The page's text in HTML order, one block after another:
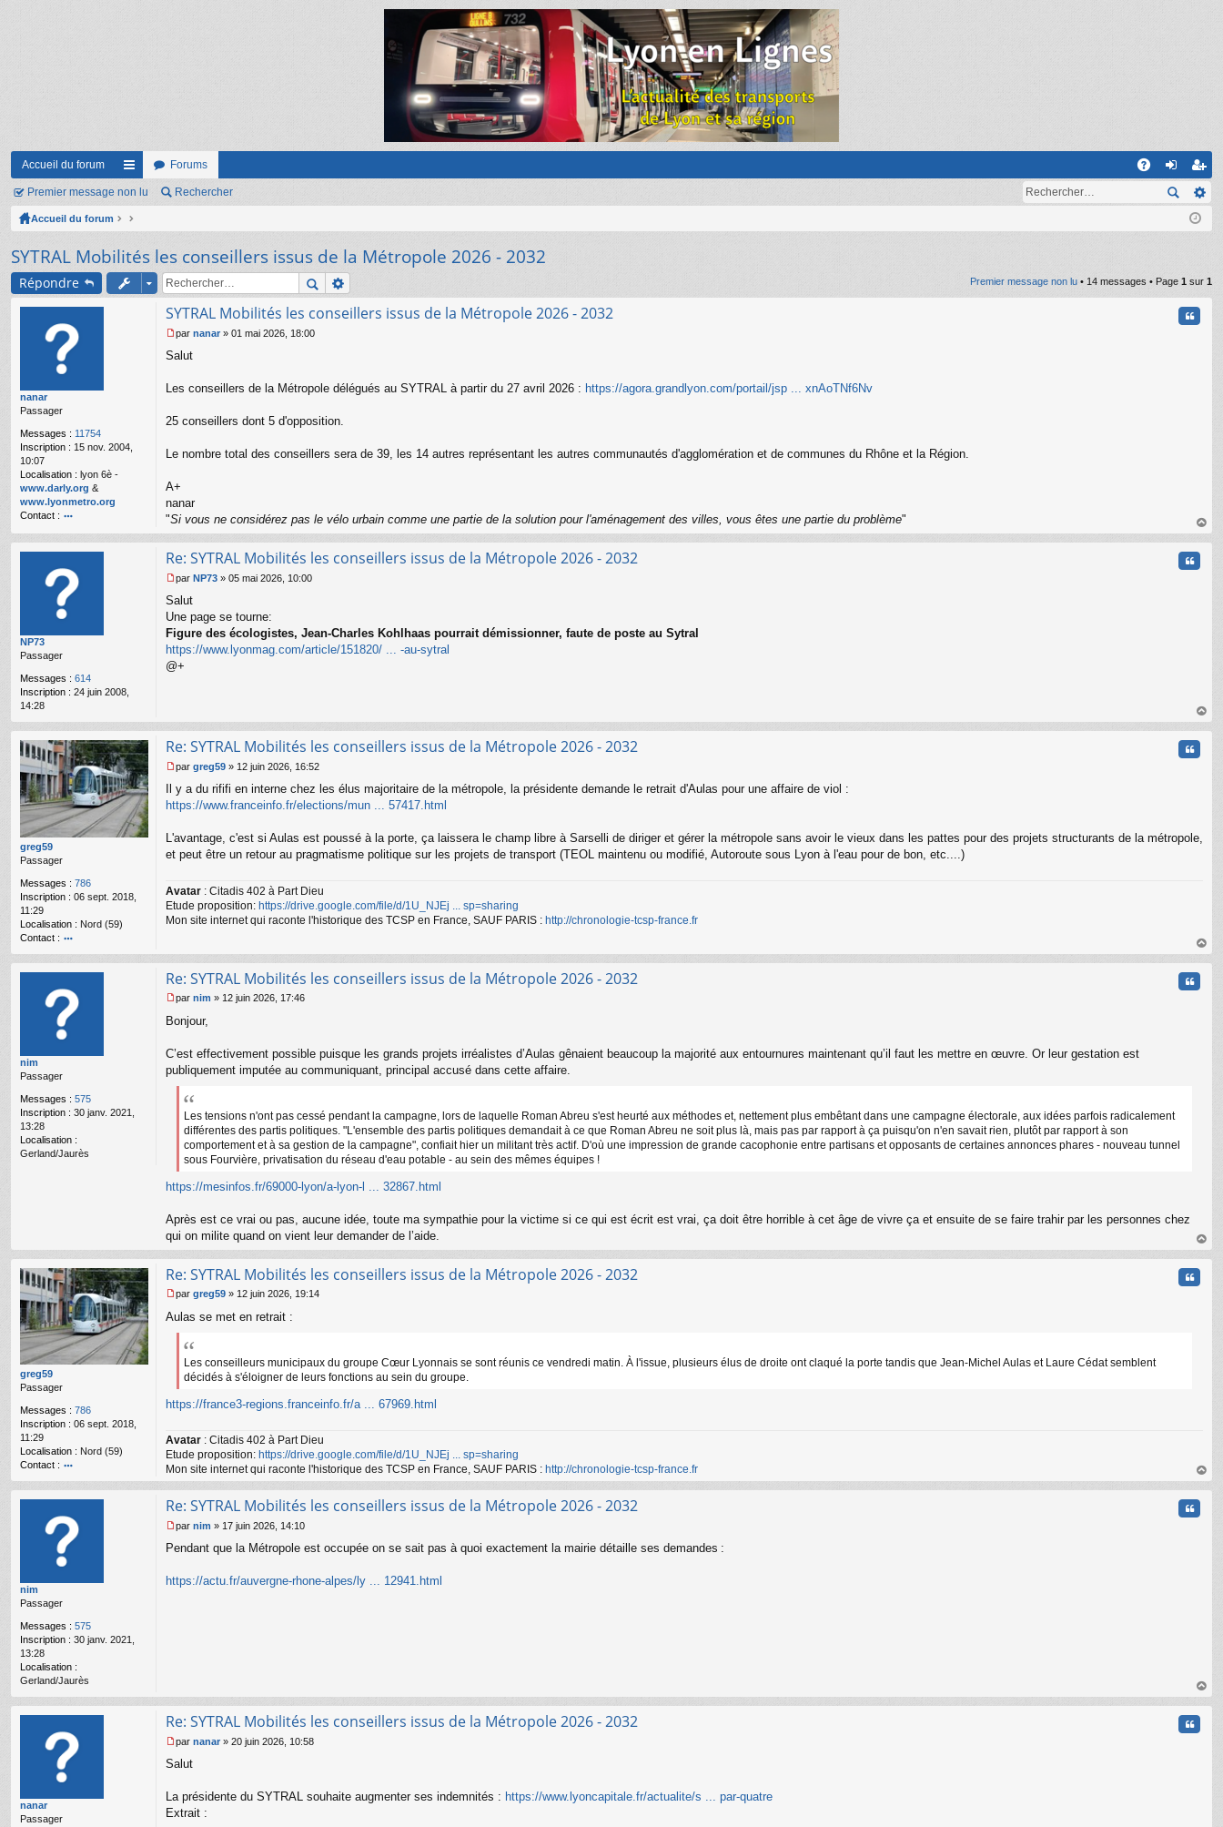
Accueil du forum
ac
co
ci
s
Forums
on ns
cri
Premier message non lu Rechercher
Accueil du forum
SYTRAL Mobilités les conseillers issus de la Métropole 2026 - 2032
Répondre Premier message non lu • 14 messages • Page 1 sur 1
nanar
Passager
Messages : 11754
Inscription : 15 nov. 2004,
10:07
Localisation : lyon 6è -
www.darly.org &
www.lyonmetro.org
Contact :
nt
te
r
n
a
SYTRAL Mobilités les conseillers issus de la Métropole 2026 - 2032
e
s
e
o
u
par nanar » 01 mai 2026, 18:00
Salut
Les conseillers de la Métropole délégués au SYTRAL à partir du 27 avril 2026 : https://agora.grandlyon.com/portail/jsp ... xnAoTNf6Nv
25 conseillers dont 5 d'opposition.
Le nombre total des conseillers sera de 39, les 14 autres représentant les autres communautés d'agglomération et de communes du Rhône et la Région.
A+
nanar
"Si vous ne considérez pas le vélo urbain comme une partie de la solution pour l'aménagement des villes, vous êtes une partie du problème"
au
NP73
Passager
Messages : 614
Inscription : 24 juin 2008,
14:28
Re: SYTRAL Mobilités les conseillers issus de la Métropole 2026 - 2032
e
s
s
a
g
e
l
par NP73 » 05 mai 2026, 10:00
Salut
Une page se tourne:
Figure des écologistes, Jean-Charles Kohlhaas pourrait démissionner, faute de poste au Sytral
https://www.lyonmag.com/article/151820/ ... -au-sytral
@+
au
greg59
Passager
Messages : 786
Inscription : 06 sept. 2018,
11:29
Localisation : Nord (59)
Contact :
o
nt
te
r
gr
e
Re: SYTRAL Mobilités les conseillers issus de la Métropole 2026 - 2032
e
s
g
l
u
par greg59 » 12 juin 2026, 16:52
Il y a du rififi en interne chez les élus majoritaire de la métropole, la présidente demande le retrait d'Aulas pour une affaire de viol :
https://www.franceinfo.fr/elections/mun ... 57417.html
L'avantage, c'est si Aulas est poussé à la porte, ça laissera le champ libre à Sarselli de diriger et gérer la métropole sans avoir le vieux dans les pattes pour des projets structurants de la métropole,
et peut être un retour au pragmatisme politique sur les projets de transport (TEOL maintenu ou modifié, Autoroute sous Lyon à l'eau pour de bon, etc....)
Avatar : Citadis 402 à Part Dieu
Etude proposition: https://drive.google.com/file/d/1U_NJEj ... sp=sharing
Mon site internet qui raconte l'historique des TCSP en France, SAUF PARIS : http://chronologie-tcsp-france.fr
au
nim
Passager
Messages : 575
Inscription : 30 janv. 2021,
13:28
Localisation :
Gerland/Jaurès
Re: SYTRAL Mobilités les conseillers issus de la Métropole 2026 - 2032
e
g
par nim » 12 juin 2026, 17:46
Bonjour,
C’est effectivement possible puisque les grands projets irréalistes d’Aulas gênaient beaucoup la majorité aux entournures maintenant qu’il faut les mettre en œuvre. Or leur gestation est
publiquement imputée au communiquant, principal accusé dans cette affaire.
Les tensions n'ont pas cessé pendant la campagne, lors de laquelle Roman Abreu s'est heurté aux méthodes et, nettement plus embêtant dans une campagne électorale, aux idées parfois radicalement
différentes des partis politiques. "L'ensemble des partis politiques demandait à ce que Roman Abreu ne soit plus là, mais pas par rapport à ça puisqu'on n'en savait rien, plutôt par rapport à son
comportement et à sa gestion de la campagne", confiait hier un militant très actif. D'où une impression de grande cacophonie entre partisans et opposants de certaines annonces phares - nouveau tunnel
sous Fourvière, privatisation du réseau d'eau potable - au sein des mêmes équipes !
https://mesinfos.fr/69000-lyon/a-lyon-l ... 32867.html
Après est ce vrai ou pas, aucune idée, toute ma sympathie pour la victime si ce qui est écrit est vrai, ça doit être horrible à cet âge de vivre ça et ensuite de se faire trahir par les personnes chez
qui on milite quand on vient leur demander de l’aide.
au
greg59
Passager
Messages : 786
Inscription : 06 sept. 2018,
11:29
Localisation : Nord (59)
Contact :
o
nt
te
r
gr
e
Re: SYTRAL Mobilités les conseillers issus de la Métropole 2026 - 2032
e
s
n
o
l
u
par greg59 » 12 juin 2026, 19:14
Aulas se met en retrait :
Les conseilleurs municipaux du groupe Cœur Lyonnais se sont réunis ce vendredi matin. À l'issue, plusieurs élus de droite ont claqué la porte tandis que Jean-Michel Aulas et Laure Cédat semblent
décidés à s'éloigner de leurs fonctions au sein du groupe.
https://france3-regions.franceinfo.fr/a ... 67969.html
Avatar : Citadis 402 à Part Dieu
Etude proposition: https://drive.google.com/file/d/1U_NJEj ... sp=sharing
Mon site internet qui raconte l'historique des TCSP en France, SAUF PARIS : http://chronologie-tcsp-france.fr
au
nim
Passager
Messages : 575
Inscription : 30 janv. 2021,
13:28
Localisation :
Gerland/Jaurès
Re: SYTRAL Mobilités les conseillers issus de la Métropole 2026 - 2032
e
s
a
par nim » 17 juin 2026, 14:10
Pendant que la Métropole est occupée on se sait pas à quoi exactement la mairie détaille ses demandes :
https://actu.fr/auvergne-rhone-alpes/ly ... 12941.html
au
nanar
Passager
Re: SYTRAL Mobilités les conseillers issus de la Métropole 2026 - 2032
e
s
g
par nanar » 20 juin 2026, 10:58
Salut
La présidente du SYTRAL souhaite augmenter ses indemnités : https://www.lyoncapitale.fr/actualite/s ... par-quatre
Extrait :